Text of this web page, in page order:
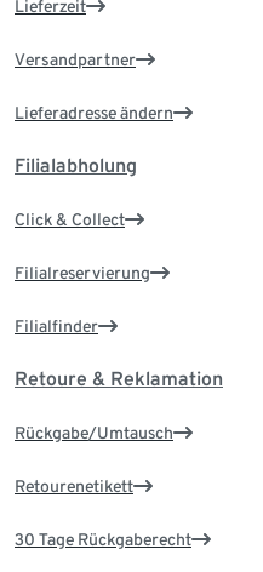
Lieferzeit
Versandpartner
Lieferadresse ändern
Filialabholung
Click & Collect
Filialreservierung
Filialfinder
Retoure & Reklamation
Rückgabe/Umtausch
Retourenetikett
30 Tage Rückgaberecht